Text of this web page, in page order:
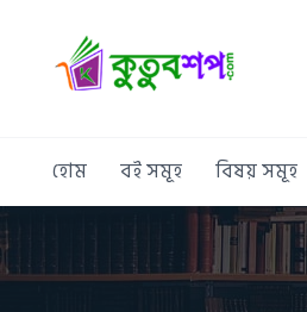
হোম বই সমূহ বিষয় সমূহ